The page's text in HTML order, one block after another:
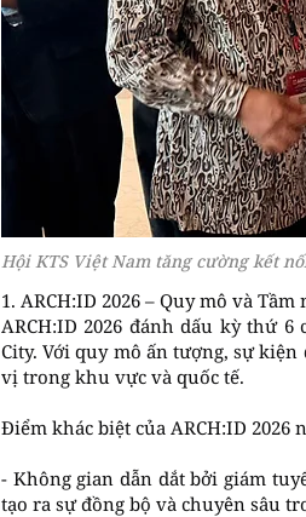
Hội KTS Việt Nam tăng cường kết
1. ARCH:ID 2026 – Quy mô và
ARCH:ID 2026 đánh dấu kỳ thứ
City. Với quy mô ấn tượng, sự
vị trong khu vực và quốc tế.
Điểm khác biệt của ARCH:ID 2026
- Không gian dẫn dắt bởi giám
tạo ra sự đồng bộ và chuyên sâu